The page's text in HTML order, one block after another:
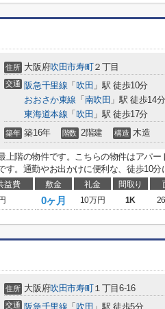
住所 大阪府吹田市寿町２丁目
交通 阪急千里線 「 吹田 」駅 徒歩10分
おおさか東線 「 南吹田 」駅 徒歩14分
東海道本線 「 吹田 」駅 徒歩17分
築年 築16年 階数 2階建 構造 木造
上階の物件です。こちらの物件はアパ
す。通勤やお出かけに便利な、徒歩10
益費 敷金 礼金 間取り
0ヶ月 10万円 1K
住所 大阪府吹田市寿町１丁目6-16
交通 阪急千里線 「 吹田 」駅 徒歩5分